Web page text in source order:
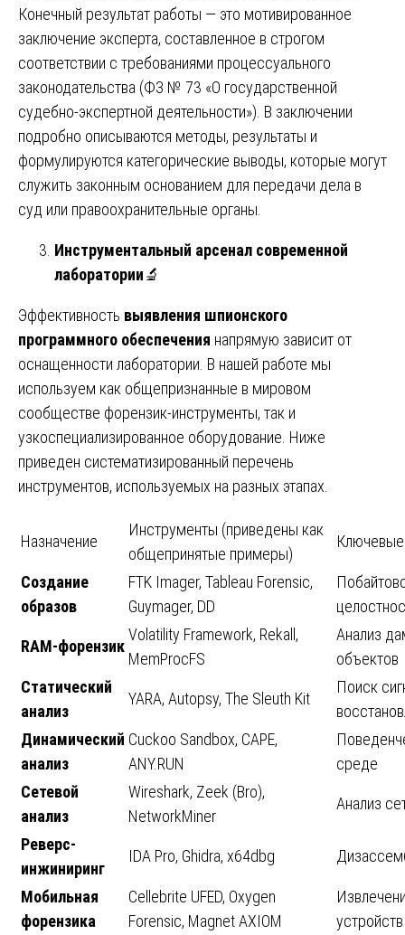
Конечный результат работы — это мотивированное
заключение эксперта, составленное в строгом
соответствии с требованиями процессуального
законодательства (ФЗ № 73 «О государственной
судебно-экспертной деятельности»). В заключении
подробно описываются методы, результаты и
формулируются категорические выводы, которые могут
служить законным основанием для передачи дела в
суд или правоохранительные органы.
Инструментальный арсенал современной
лаборатории🔬
Эффективность выявления шпионского
программного обеспечения напрямую зависит от
оснащенности лаборатории. В нашей работе мы
используем как общепризнанные в мировом
сообществе форензик-инструменты, так и
узкоспециализированное оборудование. Ниже
приведен систематизированный перечень
инструментов, используемых на разных этапах.
Назначение
Инструменты (приведены как
общепринятые примеры)
Создание
образов
FTK Imager, Tableau Forensic,
Guymager, DD
RAM-форензик
Volatility Framework, Rekall,
MemProcFS
Анализ
объектов
Статический
анализ
YARA, Autopsy, The Sleuth Kit
Поиск
Динамический
анализ
Cuckoo Sandbox, CAPE,
ANY.RUN
среде
Сетевой
анализ
Wireshark, Zeek (Bro),
NetworkMiner
Анализ
Реверс-
инжиниринг
IDA Pro, Ghidra, x64dbg
Мобильная
форензика
Cellebrite UFED, Oxygen
Forensic, Magnet AXIOM
устройств